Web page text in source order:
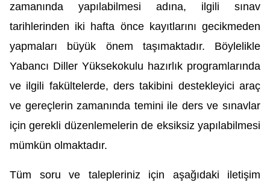
zamanında yapılabilmesi adına, ilgili sınav
tarihlerinden iki hafta önce kayıtlarını gecikmeden
yapmaları büyük önem taşımaktadır. Böylelikle
Yabancı Diller Yüksekokulu hazırlık programlarında
ve ilgili fakültelerde, ders takibini destekleyici araç
ve gereçlerin zamanında temini ile ders ve sınavlar
için gerekli düzenlemelerin de eksiksiz yapılabilmesi
mümkün olmaktadır.
Tüm soru ve talepleriniz için aşağıdaki iletişim